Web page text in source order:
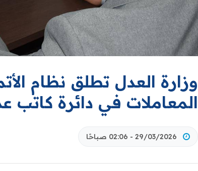
وزارة العدل تطلق نظام
المعاملات في دائرة كاتب
29/03/2026 - 02:06 صباحًا